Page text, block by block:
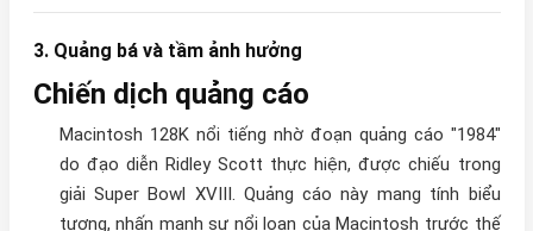
3. Quảng bá và tầm ảnh hưởng
Chiến dịch quảng cáo
Macintosh 128K nổi tiếng nhờ đoạn quảng cáo "1984"
do đạo diễn Ridley Scott thực hiện, được chiếu trong
giải Super Bowl XVIII. Quảng cáo này mang tính biểu
tượng, nhấn mạnh sự nổi loạn của Macintosh trước thế